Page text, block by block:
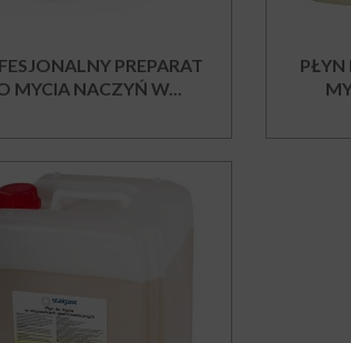
PREPARAT
MYCIA NACZYŃ W...